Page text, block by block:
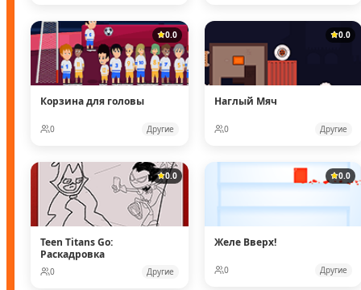
0.0
Корзина для головы
0 Другие
0.0
Наглый Мяч
0 Другие
0.0
Teen Titans Go:
Раскадровка
0 Другие
0.0
Желе Вверх!
0 Другие